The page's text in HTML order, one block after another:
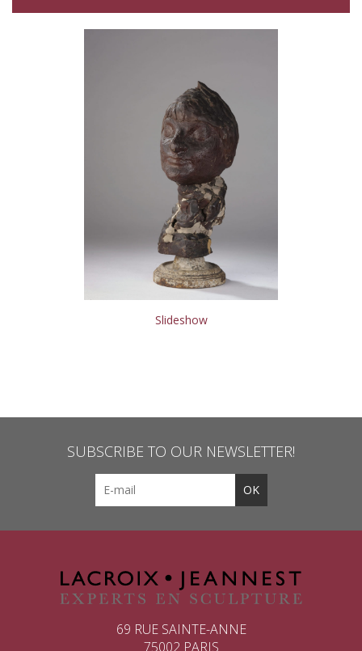
Slideshow
SUBSCRIBE TO OUR NEWSLETTER!
69 RUE SAINTE-ANNE
75002 PARIS